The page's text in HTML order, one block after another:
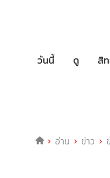
วันนี้ ดู สิ
อ่าน ข่าว